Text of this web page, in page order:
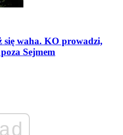
się waha. KO prowadzi,
Sejmem
ad